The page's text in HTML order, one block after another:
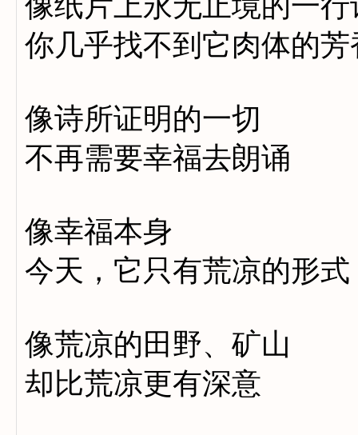
你几乎找不到它肉体的芳
像诗所证明的一切
不再需要幸福去朗诵
像幸福本身
今天，它只有荒凉的形式
像荒凉的田野、矿山
却比荒凉更有深意